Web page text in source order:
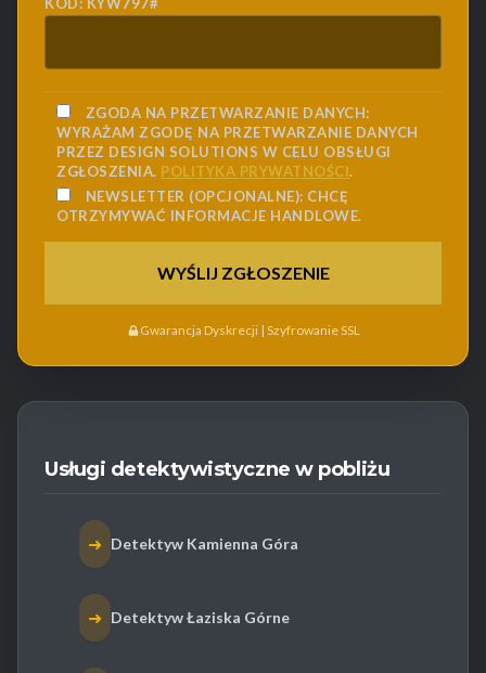
KOD: KYW797#
ZGODA NA PRZETWARZANIE DANYCH:
WYRAŻAM ZGODĘ NA PRZETWARZANIE DANYCH
PRZEZ DESIGN SOLUTIONS W CELU OBSŁUGI
ZGŁOSZENIA. POLITYKA PRYWATNOŚCI.
NEWSLETTER (OPCJONALNE): CHCĘ
OTRZYMYWAĆ INFORMACJE HANDLOWE.
Gwarancja Dyskrecji | Szyfrowanie SSL
Usługi detektywistyczne w pobliżu
➜ Detektyw Kamienna Góra
➜ Detektyw Łaziska Górne